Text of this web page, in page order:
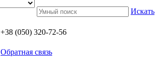
Искать
+38 (050) 320-72-56
Обратная связь